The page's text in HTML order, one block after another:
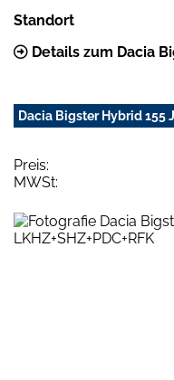
Standort
Details zum Dacia
Dacia Bigster Hybrid 155
Preis:
MWSt: